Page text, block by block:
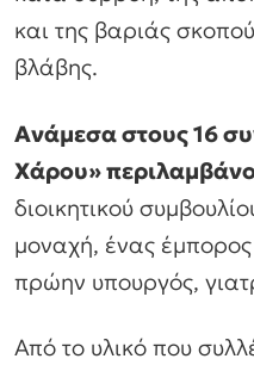
και της βαριάς
βλάβης.
Ανάμεσα στους 16
Χάρου»
διοικητικού
μοναχή, ένας
πρώην υπουργός,
Από το υλικό που